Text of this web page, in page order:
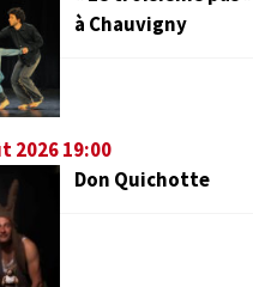
à Chauvigny
2026 19:00
Don Quichotte